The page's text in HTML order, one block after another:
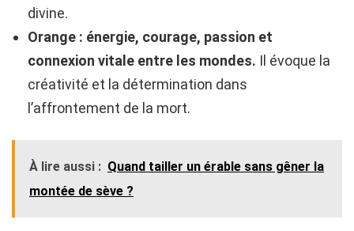
divine.
Orange : énergie, courage, passion et
connexion vitale entre les mondes. Il évoque la
créativité et la détermination dans
l’affrontement de la mort.
À lire aussi : Quand tailler un érable sans gêner la
montée de sève ?